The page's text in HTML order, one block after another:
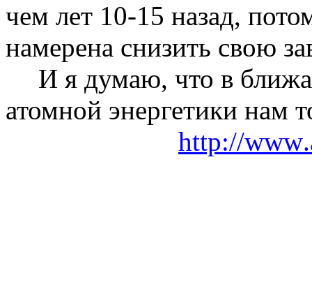
чем лет 10-15 назад,
намерена снизить свою
И я думаю, что в
атомной энергетики нам
http://www.